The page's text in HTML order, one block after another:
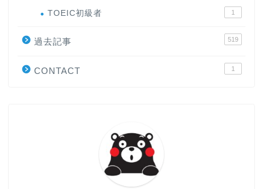
TOEIC初級者 1
過去記事 519
CONTACT 1
大学入試英語対策講座
英語名言・格言・カッコい
い英語＆素敵な英文フレー